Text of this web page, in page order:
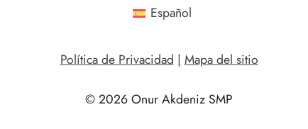
Español
Política de Privacidad | Mapa del sitio
© 2026 Onur Akdeniz SMP